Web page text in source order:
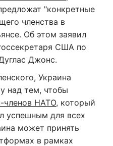
"конкретные
членства в
Об этом заявил
США по
Джонс.
Украина
над тем, чтобы
членов НАТО, который
успешным для всех
может принять
в рамках